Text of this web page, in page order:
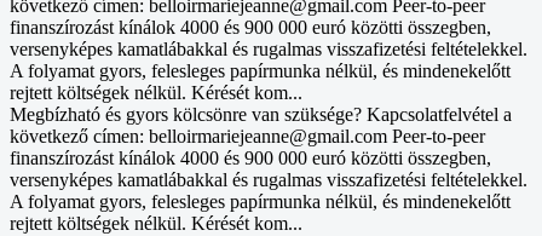
következő címen: belloirmariejeanne@gmail.com Peer-to-peer
finanszírozást kínálok 4000 és 900 000 euró közötti összegben,
versenyképes kamatlábakkal és rugalmas visszafizetési feltételekkel.
A folyamat gyors, felesleges papírmunka nélkül, és mindenekelőtt
rejtett költségek nélkül. Kérését kom...
Megbízható és gyors kölcsönre van szüksége? Kapcsolatfelvétel a
következő címen: belloirmariejeanne@gmail.com Peer-to-peer
finanszírozást kínálok 4000 és 900 000 euró közötti összegben,
versenyképes kamatlábakkal és rugalmas visszafizetési feltételekkel.
A folyamat gyors, felesleges papírmunka nélkül, és mindenekelőtt
rejtett költségek nélkül. Kérését kom...